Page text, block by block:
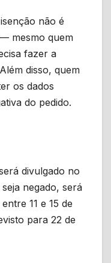
não é
mesmo quem
fazer a
disso, quem
os dados
do pedido.
divulgado no
negado, será
11 e 15 de
para 22 de